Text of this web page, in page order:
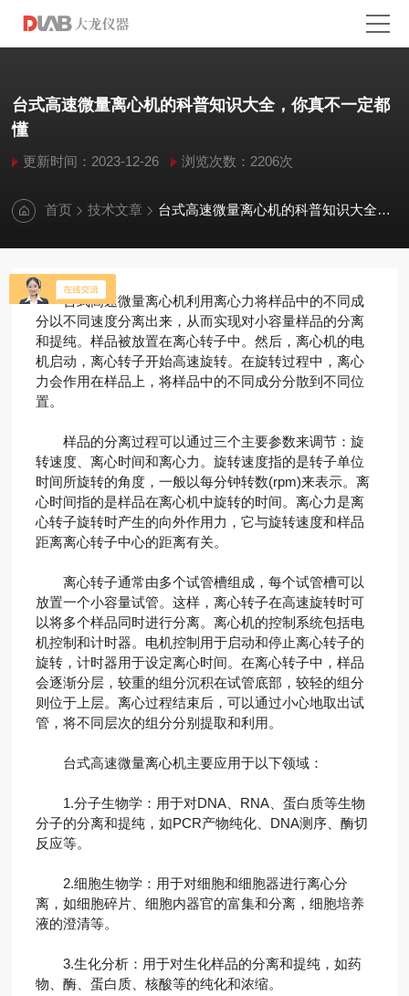
台式高速微量离心机的科普知识大全，你真不一定都
懂
更新时间：2023-12-26 浏览次数：2206次
首页 技术文章 台式高速微量离心机的科普知识大全，你真不一定都懂
台式高速微量离心机利用离心力将样品中的不同成
分以不同速度分离出来，从而实现对小容量样品的分离
和提纯。样品被放置在离心转子中。然后，离心机的电
机启动，离心转子开始高速旋转。在旋转过程中，离心
力会作用在样品上，将样品中的不同成分分散到不同位
置。
样品的分离过程可以通过三个主要参数来调节：旋
转速度、离心时间和离心力。旋转速度指的是转子单位
时间所旋转的角度，一般以每分钟转数(rpm)来表示。离
心时间指的是样品在离心机中旋转的时间。离心力是离
心转子旋转时产生的向外作用力，它与旋转速度和样品
距离离心转子中心的距离有关。
离心转子通常由多个试管槽组成，每个试管槽可以
放置一个小容量试管。这样，离心转子在高速旋转时可
以将多个样品同时进行分离。离心机的控制系统包括电
机控制和计时器。电机控制用于启动和停止离心转子的
旋转，计时器用于设定离心时间。在离心转子中，样品
会逐渐分层，较重的组分沉积在试管底部，较轻的组分
则位于上层。离心过程结束后，可以通过小心地取出试
管，将不同层次的组分分别提取和利用。
台式高速微量离心机主要应用于以下领域：
1.分子生物学：用于对DNA、RNA、蛋白质等生物
分子的分离和提纯，如PCR产物纯化、DNA测序、酶切
反应等。
2.细胞生物学：用于对细胞和细胞器进行离心分
离，如细胞碎片、细胞内器官的富集和分离，细胞培养
液的澄清等。
3.生化分析：用于对生化样品的分离和提纯，如药
物、酶、蛋白质、核酸等的纯化和浓缩。